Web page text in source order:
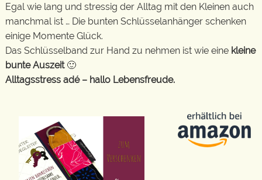
Egal wie lang und stressig der Alltag mit den Kleinen auch
manchmal ist … Die bunten Schlüsselanhänger schenken
einige Momente Glück.
Das Schlüsselband zur Hand zu nehmen ist wie eine kleine
bunte Auszeit🙂
Alltagsstress adé – hallo Lebensfreude.